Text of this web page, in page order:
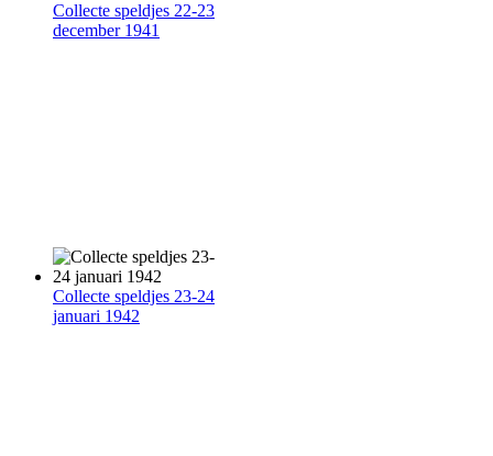
Collecte speldjes 22-23
december 1941
Collecte speldjes 23-24
januari 1942